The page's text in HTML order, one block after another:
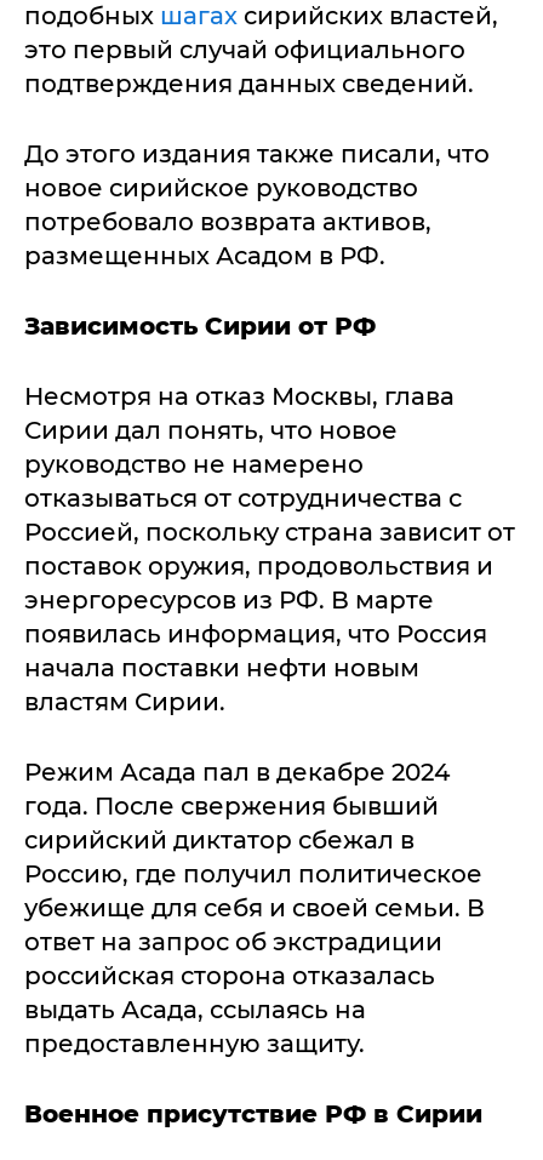
подобных шагах сирийских властей,
это первый случай официального
подтверждения данных сведений.
До этого издания также писали, что
новое сирийское руководство
потребовало возврата активов,
размещенных Асадом в РФ.
Зависимость Сирии от РФ
Несмотря на отказ Москвы, глава
Сирии дал понять, что новое
руководство не намерено
отказываться от сотрудничества с
Россией, поскольку страна зависит от
поставок оружия, продовольствия и
энергоресурсов из РФ. В марте
появилась информация, что Россия
начала поставки нефти новым
властям Сирии.
Режим Асада пал в декабре 2024
года. После свержения бывший
сирийский диктатор сбежал в
Россию, где получил политическое
убежище для себя и своей семьи. В
ответ на запрос об экстрадиции
российская сторона отказалась
выдать Асада, ссылаясь на
предоставленную защиту.
Военное присутствие РФ в Сирии